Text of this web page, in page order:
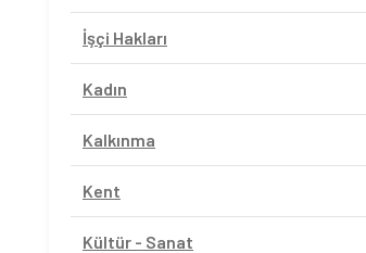
İşçi Hakları
Kadın
Kalkınma
Kent
Kültür - Sanat